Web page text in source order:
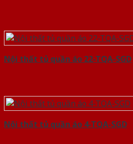
Nội thất tủ quần áo 22-TQA-SGD
Nội thất tủ quần áo 4-TQA-SGD